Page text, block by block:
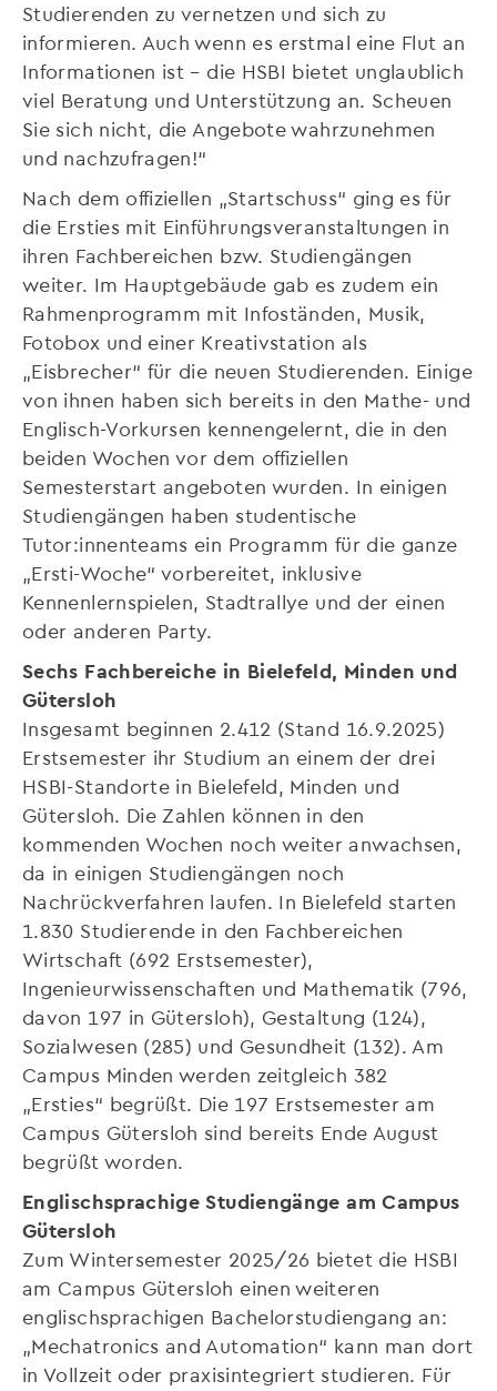
Studierenden zu vernetzen und sich zu
informieren. Auch wenn es erstmal eine Flut an
Informationen ist – die HSBI bietet unglaublich
viel Beratung und Unterstützung an. Scheuen
Sie sich nicht, die Angebote wahrzunehmen
und nachzufragen!“
Nach dem offiziellen „Startschuss“ ging es für
die Ersties mit Einführungsveranstaltungen in
ihren Fachbereichen bzw. Studiengängen
weiter. Im Hauptgebäude gab es zudem ein
Rahmenprogramm mit Infoständen, Musik,
Fotobox und einer Kreativstation als
„Eisbrecher“ für die neuen Studierenden. Einige
von ihnen haben sich bereits in den Mathe- und
Englisch-Vorkursen kennengelernt, die in den
beiden Wochen vor dem offiziellen
Semesterstart angeboten wurden. In einigen
Studiengängen haben studentische
Tutor:innenteams ein Programm für die ganze
„Ersti-Woche“ vorbereitet, inklusive
Kennenlernspielen, Stadtrallye und der einen
oder anderen Party.
Sechs Fachbereiche in Bielefeld, Minden und
Gütersloh
Insgesamt beginnen 2.412 (Stand 16.9.2025)
Erstsemester ihr Studium an einem der drei
HSBI-Standorte in Bielefeld, Minden und
Gütersloh. Die Zahlen können in den
kommenden Wochen noch weiter anwachsen,
da in einigen Studiengängen noch
Nachrückverfahren laufen. In Bielefeld starten
1.830 Studierende in den Fachbereichen
Wirtschaft (692 Erstsemester),
Ingenieurwissenschaften und Mathematik (796,
davon 197 in Gütersloh), Gestaltung (124),
Sozialwesen (285) und Gesundheit (132). Am
Campus Minden werden zeitgleich 382
„Ersties“ begrüßt. Die 197 Erstsemester am
Campus Gütersloh sind bereits Ende August
begrüßt worden.
Englischsprachige Studiengänge am Campus
Gütersloh
Zum Wintersemester 2025/26 bietet die HSBI
am Campus Gütersloh einen weiteren
englischsprachigen Bachelorstudiengang an:
„Mechatronics and Automation“ kann man dort
in Vollzeit oder praxisintegriert studieren. Für